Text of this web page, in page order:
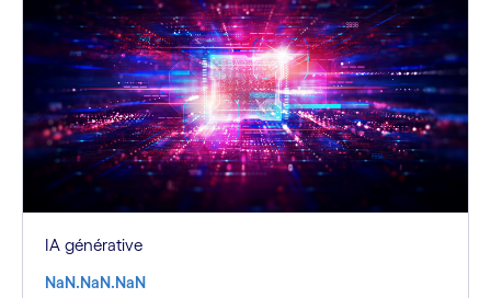
IA générative
NaN.NaN.NaN